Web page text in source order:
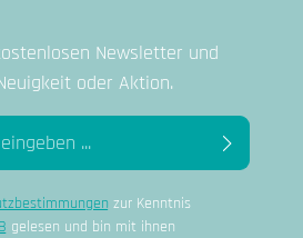
Newsletter und
oder Aktion.
zur Kenntnis
gelesen und bin mit ihnen